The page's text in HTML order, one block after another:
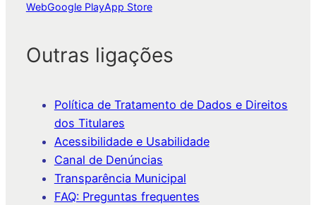
WebGoogle PlayApp Store
Outras ligações
Política de Tratamento de Dados e Direitos
dos Titulares
Acessibilidade e Usabilidade
Canal de Denúncias
Transparência Municipal
FAQ: Preguntas frequentes